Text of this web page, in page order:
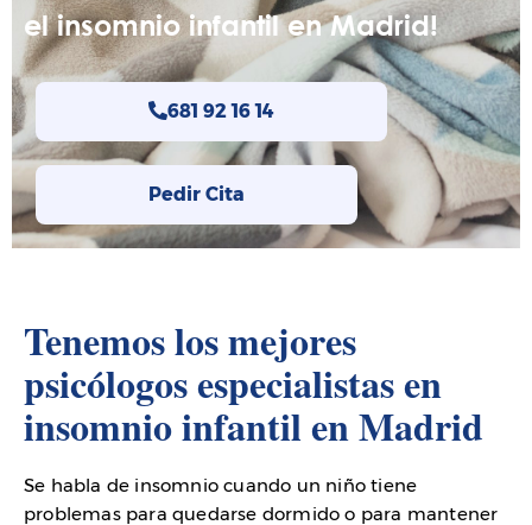
el insomnio infantil en Madrid!
681 92 16 14
Pedir Cita
Tenemos los mejores
psicólogos especialistas en
insomnio infantil en Madrid
Se habla de insomnio cuando un niño tiene
problemas para quedarse dormido o para mantener